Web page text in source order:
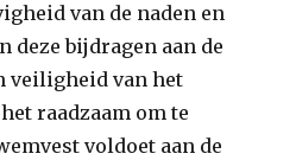
van de naden en
deze bijdragen aan de
veiligheid van het
raadzaam om te
voldoet aan de